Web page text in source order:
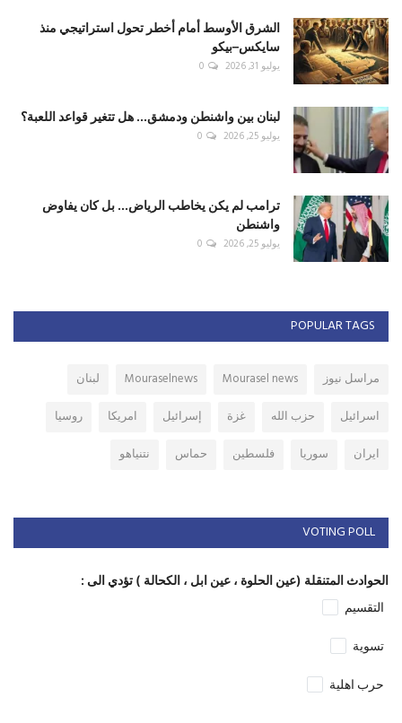
الشرق الأوسط أمام أخطر تحول استراتيجي منذ
سايكس–بيكو
يوليو 31, 2026 0
لبنان بين واشنطن ودمشق... هل تتغير قواعد اللعبة؟
يوليو 25, 2026 0
ترامب لم يكن يخاطب الرياض... بل كان يفاوض
واشنطن
يوليو 25, 2026 0
POPULAR TAGS
مراسل نيوز Mourasel news
Mouraselnews
لبنان
اسرائيل
حزب الله غزة إسرائيل امريكا
روسيا
ايران
سوريا فلسطين حماس نتنياهو
VOTING POLL
الحوادث المتنقلة (عين الحلوة ، عين ابل ، الكحالة ) تؤدي الى :
التقسيم
تسوية
حرب اهلية